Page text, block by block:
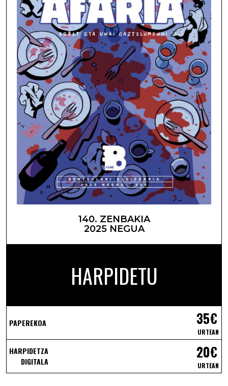
140. ZENBAKIA
2025 NEGUA
HARPIDETU
PAPEREKOA 35€
URTEAN
HARPIDETZA
DIGITALA
20€
URTEAN